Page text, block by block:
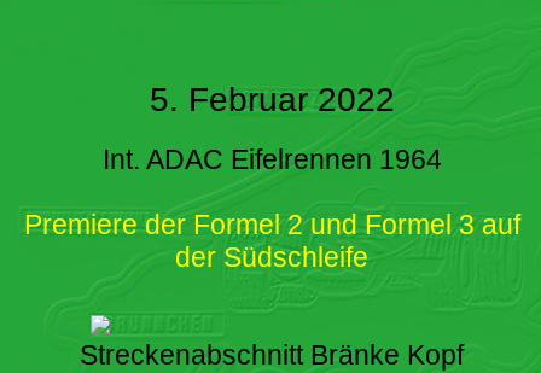
5. Februar 2022
Int. ADAC Eifelrennen 1964
Premiere der Formel 2 und Formel 3 auf
der Südschleife
Streckenabschnitt Bränke Kopf